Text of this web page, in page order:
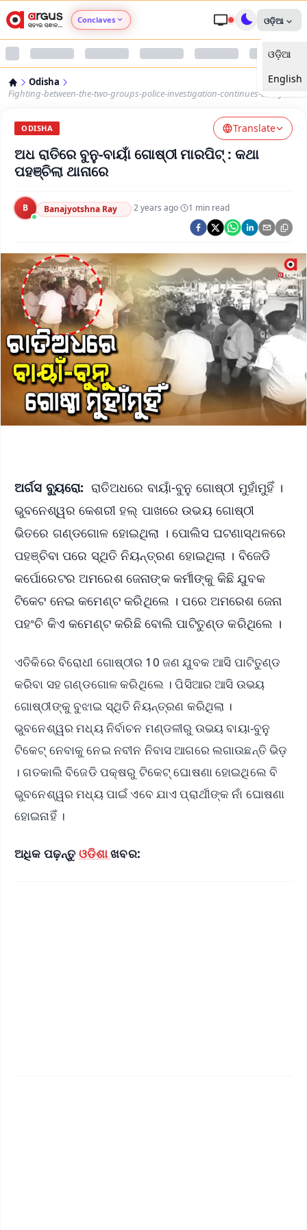
Conclaves
Argus Nari Shakti
Argus Health Connect
Argus Swaad Odisha
Argus Chalo Dekhein Apna Desh
ଓଡ଼ିଆ
ଓଡ଼ିଆ
English
Odisha
Fighting-between-the-two-groups-police-investigation-continues-today
ODISHA Translate
ଅଧ ରାତିରେ ବୁନୁ-ବାୟାଁ ଗୋଷ୍ଠୀ ମାରପିଟ୍‌ : କଥା
ପହଞ୍ଚିଲା ଥାନାରେ
B Banajyotshna Ray ·2 years ago· 1 min read
ଅର୍ଗସ ବ୍ୟୁରୋ: ରାତିଅଧରେ ବାୟାଁ-ବୁନୁ ଗୋଷ୍ଠୀ ମୁହାଁମୁହିଁ ।
ଭୁବନେଶ୍ୱର କେଶରୀ ହଲ୍‌ ପାଖରେ ଉଭୟ ଗୋଷ୍ଠୀ
ଭିତରେ ଗଣ୍ଡଗୋଳ ହୋଇଥିଲା । ପୋଲିସ ଘଟଣାସ୍ଥଳରେ
ପହଞ୍ଚିବା ପରେ ସ୍ଥିତି ନିୟନ୍ତ୍ରଣ ହୋଇଥିଲା । ବିଜେଡି
କର୍ପୋରେଟର ଅମରେଶ ଜେନାଙ୍କ କର୍ମୀଙ୍କୁ କିଛି ଯୁବକ
ଟିକେଟ ନେଇ କମେଣ୍ଟ କରିଥିଲେ । ପରେ ଅମରେଶ ଜେନା
ପହଂଚି କିଏ କମେଣ୍ଟ କରିଛି ବୋଲି ପାଟିତୁଣ୍ଡ କରିଥିଲେ ।
ଏତିକିରେ ବିରୋଧୀ ଗୋଷ୍ଠୀର 10 ଜଣ ଯୁବକ ଆସି ପାଟିତୁଣ୍ଡ
କରିବା ସହ ଗଣ୍ଡଗୋଳ କରିଥିଲେ । ପିସିଆର ଆସି ଉଭୟ
ଗୋଷ୍ଠୀଙ୍କୁ ବୁଝାଇ ସ୍ଥିତି ନିୟନ୍ତ୍ରଣ କରିଥିଲା ।
ଭୁବନେଶ୍ୱର ମଧ୍ୟ ନିର୍ବାଚନ ମଣ୍ଡଳୀରୁ ଉଭୟ ବାୟା-ବୁନୁ
ଟିକେଟ୍ ନେବାକୁ ନେଇ ନବୀନ ନିବାସ ଆଗରେ ଲଗାଉଛନ୍ତି ଭିଡ଼
। ଗତକାଲି ବିଜେଡି ପକ୍ଷରୁ ଟିକେଟ୍ ଘୋଷଣା ହୋଇଥିଲେ ବି
ଭୁବନେଶ୍ୱର ମଧ୍ୟ ପାଇଁ ଏବେ ଯାଏ ପ୍ରାର୍ଥୀଙ୍କ ନାଁ ଘୋଷଣା
ହୋଇନାହିଁ ।
ଅଧିକ ପଢ଼ନ୍ତୁ ଓଡିଶାଖବର: